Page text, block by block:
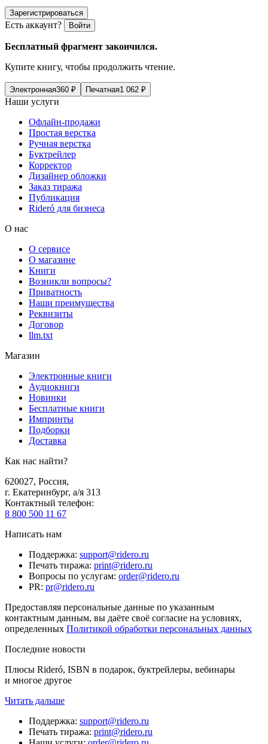
Зарегистрироваться
Есть аккаунт? Войти
Бесплатный фрагмент закончился.
Купите книгу, чтобы продолжить чтение.
Электронная360 ₽ Печатная1 062 ₽
Наши услуги
Офлайн-продажи
Простая верстка
Ручная верстка
Буктрейлер
Корректор
Дизайнер обложки
Заказ тиража
Публикация
Rideró для бизнеса
О нас
О сервисе
О магазине
Книги
Возникли вопросы?
Приватность
Наши преимущества
Реквизиты
Договор
llm.txt
Магазин
Электронные книги
Аудиокниги
Новинки
Бесплатные книги
Импринты
Подборки
Доставка
Как нас найти?
620027, Россия,
г. Екатеринбург, а/я 313
Контактный телефон:
8 800 500 11 67
Написать нам
Поддержка: support@ridero.ru
Печать тиража: print@ridero.ru
Вопросы по услугам: order@ridero.ru
PR: pr@ridero.ru
Предоставляя персональные данные по указанным
контактным данным, вы даёте своё согласие на условиях,
определенных Политикой обработки персональных данных
Последние новости
Плюсы Rideró, ISBN в подарок, буктрейлеры, вебинары
и многое другое
Читать дальше
Поддержка: support@ridero.ru
Печать тиража: print@ridero.ru